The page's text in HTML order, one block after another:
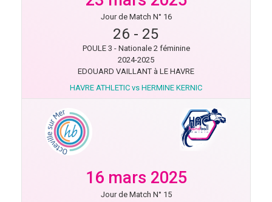
Jour de Match N° 16
26 - 25
POULE 3 - Nationale 2 féminine
2024-2025
EDOUARD VAILLANT à LE HAVRE
HAVRE ATHLETIC vs HERMINE KERNIC
16 mars 2025
Jour de Match N° 15